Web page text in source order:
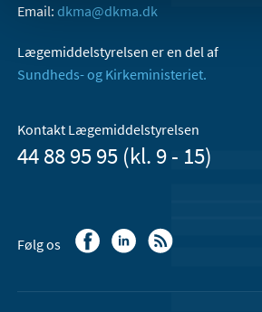
Email: dkma@dkma.dk
Lægemiddelstyrelsen er en del af
Sundheds- og Kirkeministeriet.
Kontakt Lægemiddelstyrelsen
44 88 95 95 (kl. 9 - 15)
Følg os